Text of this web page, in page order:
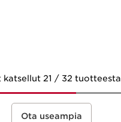
katsellut 21 / 32 tuotteesta
Ota useampia